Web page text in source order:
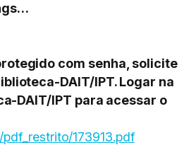
com senha, solicite
DAIT/IPT. Logar na
DAIT/IPT para acessar o
173913.pdf